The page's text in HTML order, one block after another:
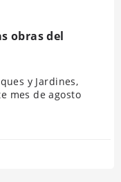
obras del
y Jardines,
mes de agosto